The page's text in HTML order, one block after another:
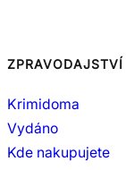
ZPRAVODAJSTVÍ
Krimidoma
Vydáno
Kde nakupujete